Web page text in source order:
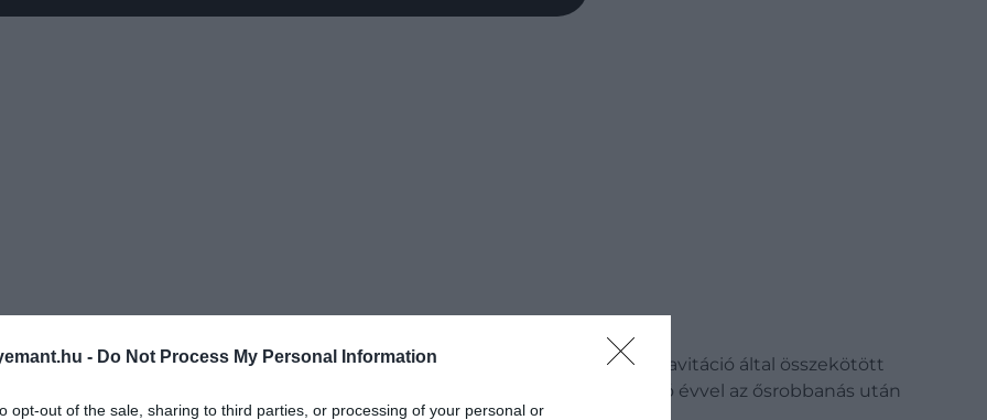
- Do Not Process My Personal Information
opt-out of the sale, sharing to third parties, or processing of your personal or
legkorábbi csillaghalmazait. Az űrteleszkóp öt proto-gömbhalmazt – a gravitáció által összekötött
drágakövek ívén belül, egy olyan galaxisban, amely mindössze 460 millió évvel az ősrobbanás után